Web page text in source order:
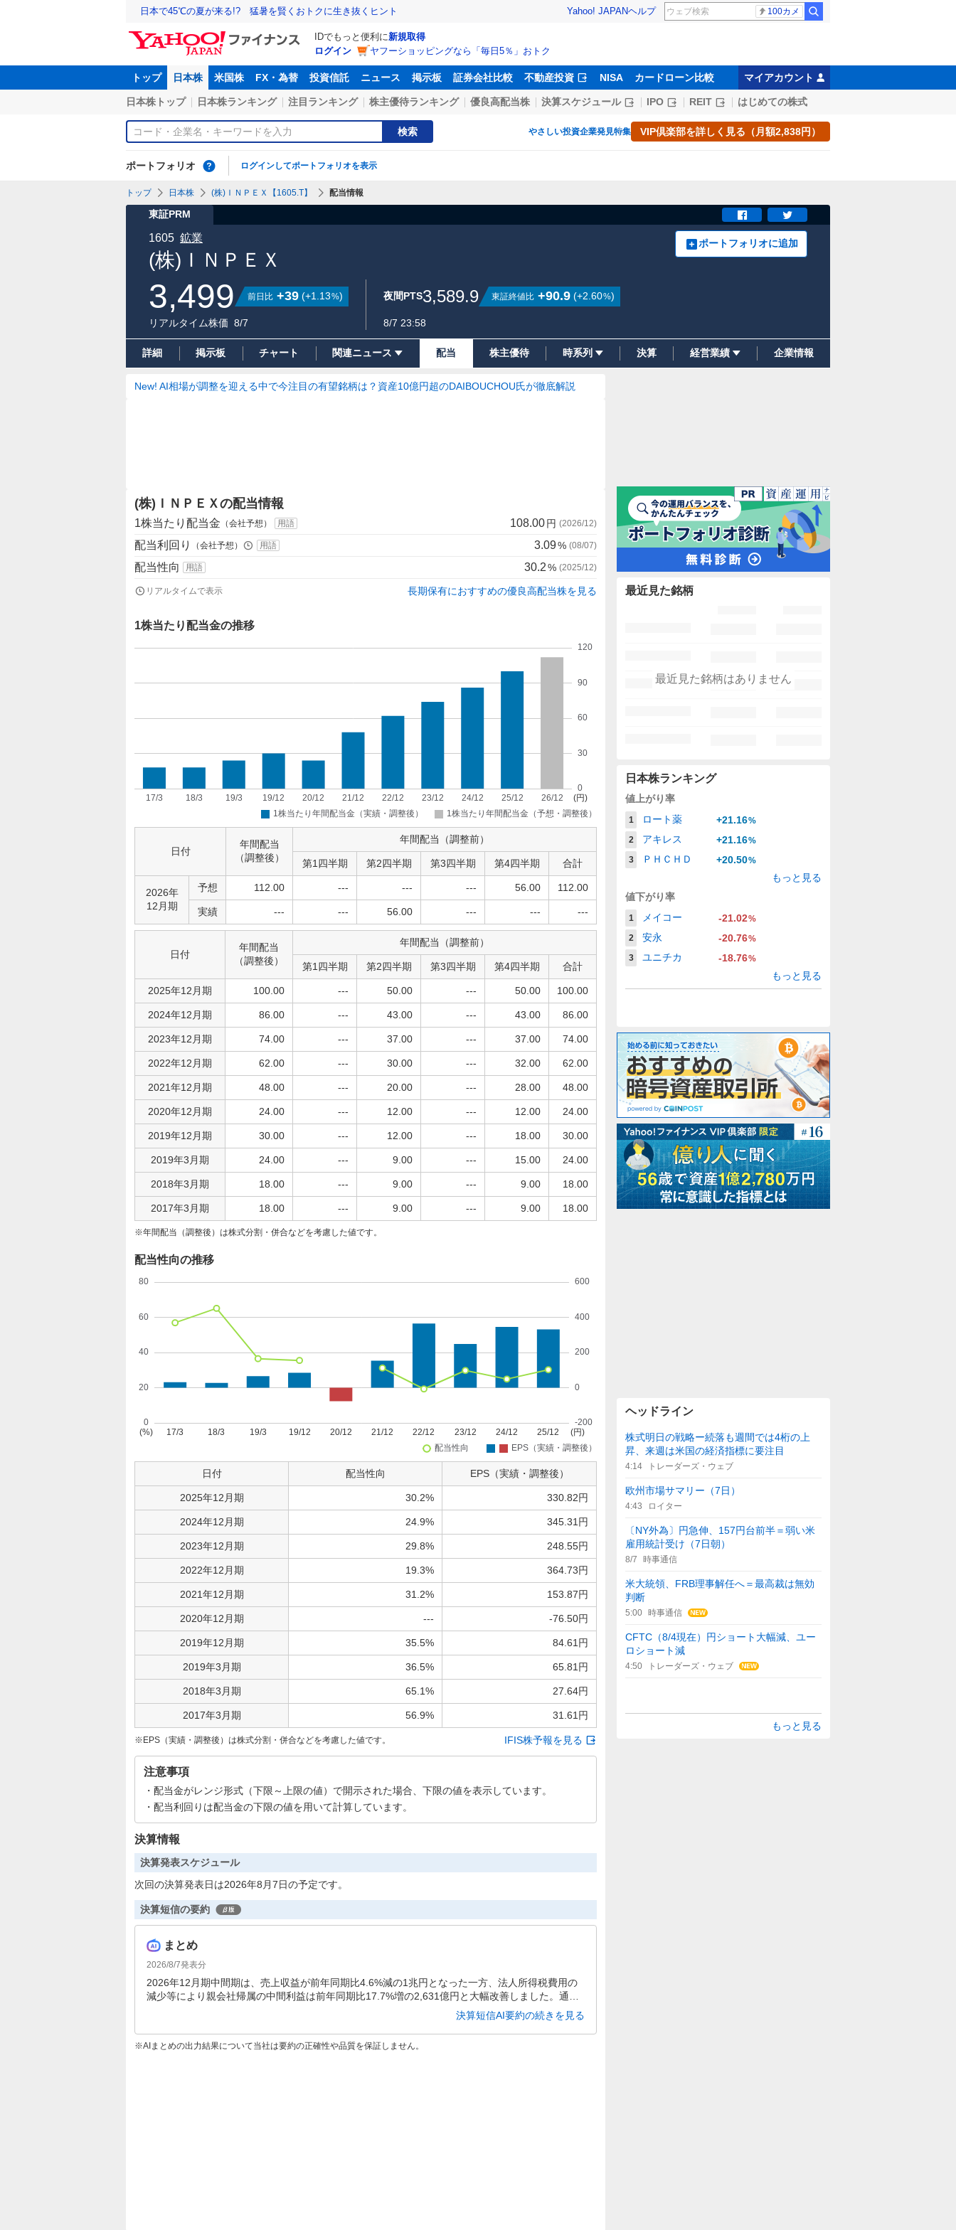
日本で45℃の夏が来る!? 猛暑を賢くおトクに生き抜くヒント Yahoo! JAPANヘルプ 100カメ
IDでもっと便利に新規取得
ログイン
ヤフーショッピングなら「毎日5％」おトク
トップ 日本株 米国株 FX・為替 投資信託 ニュース 掲示板 証券会社比較 不動産投資 NISA カードローン比較 マイアカウント
日本株トップ 日本株ランキング 注目ランキング 株主優待ランキング 優良高配当株 決算スケジュール IPO REIT はじめての株式
検索 やさしい投資企業発見特集 VIP倶楽部を詳しく見る（月額2,838円）
ポートフォリオ ログインしてポートフォリオを表示
トップ 日本株 (株)ＩＮＰＥＸ【1605.T】 配当情報
東証PRM
(株)ＩＮＰＥＸ
1605 鉱業 ポートフォリオに追加
3,499 前日比 +39 (+1.13%)
リアルタイム株価 8/7
夜間PTS3,589.9 東証終値比 +90.9 (+2.60%)
8/7 23:58
詳細 掲示板 チャート 関連ニュース 配当 株主優待 時系列 決算 経営業績 企業情報
New! AI相場が調整を迎える中で今注目の有望銘柄は？資産10億円超のDAIBOUCHOU氏が徹底解説
(株)ＩＮＰＥＸの配当情報
1株当たり配当金 （会社予想） 用語 108.00円 (2026/12)
配当利回り （会社予想） 用語 3.09% (08/07)
配当性向 用語 30.2% (2025/12)
リアルタイムで表示 長期保有におすすめの優良高配当株を見る
1株当たり配当金の推移
日付
年間配当
（調整後）
年間配当（調整前）
第1四半期 第2四半期 第3四半期 第4四半期 合計
2026年
12月期
予想 112.00 --- --- --- 56.00 112.00
実績 --- --- 56.00 --- --- ---
日付
年間配当
（調整後）
年間配当（調整前）
第1四半期 第2四半期 第3四半期 第4四半期 合計
2025年12月期 100.00 --- 50.00 --- 50.00 100.00
2024年12月期 86.00 --- 43.00 --- 43.00 86.00
2023年12月期 74.00 --- 37.00 --- 37.00 74.00
2022年12月期 62.00 --- 30.00 --- 32.00 62.00
2021年12月期 48.00 --- 20.00 --- 28.00 48.00
2020年12月期 24.00 --- 12.00 --- 12.00 24.00
2019年12月期 30.00 --- 12.00 --- 18.00 30.00
2019年3月期 24.00 --- 9.00 --- 15.00 24.00
2018年3月期 18.00 --- 9.00 --- 9.00 18.00
2017年3月期 18.00 --- 9.00 --- 9.00 18.00
年間配当（調整後）は株式分割・併合などを考慮した値です。
配当性向の推移
日付 配当性向 EPS（実績・調整後）
2025年12月期 30.2% 330.82円
2024年12月期 24.9% 345.31円
2023年12月期 29.8% 248.55円
2022年12月期 19.3% 364.73円
2021年12月期 31.2% 153.87円
2020年12月期 --- -76.50円
2019年12月期 35.5% 84.61円
2019年3月期 36.5% 65.81円
2018年3月期 65.1% 27.64円
2017年3月期 56.9% 31.61円
EPS（実績・調整後）は株式分割・併合などを考慮した値です。 IFIS株予報を見る
注意事項
配当金がレンジ形式（下限～上限の値）で開示された場合、下限の値を表示しています。
配当利回りは配当金の下限の値を用いて計算しています。
決算情報
決算発表スケジュール
次回の決算発表日は2026年8月7日の予定です。
決算短信の要約
まとめ
2026/8/7発表分
2026年12月期中間期は、売上収益が前年同期比4.6%減の1兆円となった一方、法人所得税費用の
減少等により親会社帰属の中間利益は前年同期比17.7%増の2,631億円と大幅改善しました。通期
予想も上方修正され、親会社帰属の当期利益は前期比29.5%増の5,100億円が見込まれています。
決算短信AI要約の続きを見る
AIまとめの出力結果について当社は要約の正確性や品質を保証しません。
最近見た銘柄
最近見た銘柄はありません
日本株ランキング
値上がり率
1 ロート薬 +21.16%
2
アキレス +21.16%
3
ＰＨＣＨＤ +20.50%
もっと見る
値下がり率
1 メイコー -21.02%
2
安永 -20.76%
3
ユニチカ -18.76%
もっと見る
ヘッドライン
株式明日の戦略ー続落も週間では4桁の上
昇、来週は米国の経済指標に要注目
4:14 トレーダーズ・ウェブ
欧州市場サマリー（7日）
4:43 ロイター
〔NY外為〕円急伸、157円台前半＝弱い米
雇用統計受け（7日朝）
8/7 時事通信
米大統領、FRB理事解任へ＝最高裁は無効
判断
5:00 時事通信
CFTC（8/4現在）円ショート大幅減、ユー
ロショート減
4:50 トレーダーズ・ウェブ
もっと見る